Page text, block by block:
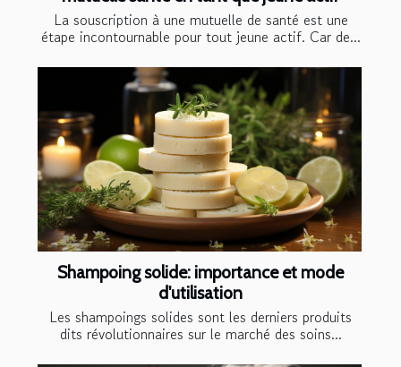
La souscription à une mutuelle de santé est une
étape incontournable pour tout jeune actif. Car de...
Shampoing solide: importance et mode
d'utilisation
Les shampoings solides sont les derniers produits
dits révolutionnaires sur le marché des soins...